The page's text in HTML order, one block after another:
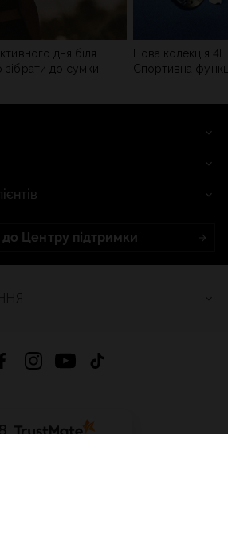
дня біля
до сумки
Нова колекція
Спортивна
Центру підтримки